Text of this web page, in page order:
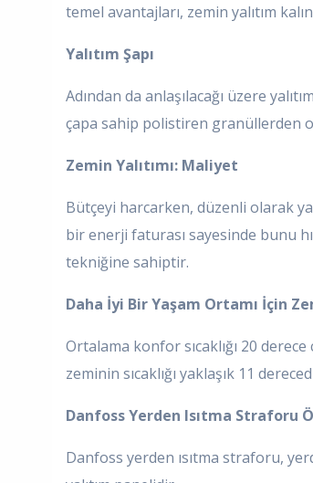
temel avantajları, zemin yalıtım
Yalıtım Şapı
Adından da anlaşılacağı üzere
çapa sahip polistiren granüllerden
Zemin Yalıtımı: Maliyet
Bütçeyi harcarken, düzenli olarak
bir enerji faturası sayesinde bunu
tekniğine sahiptir.
Daha İyi Bir Yaşam Ortamı İçin
Ortalama konfor sıcaklığı 20
zeminin sıcaklığı yaklaşık 11
Danfoss Yerden Isıtma Straforu
Danfoss yerden ısıtma straforu,